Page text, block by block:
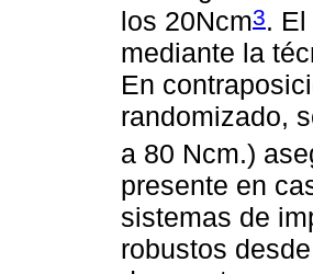
los 20Ncm3.
mediante la
En
randomizado,
a 80 Ncm.)
presente en
sistemas de
robustos